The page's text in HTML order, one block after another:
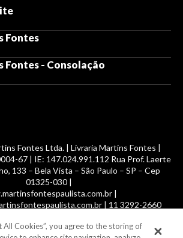
Fontes
Fontes - Consolação
Fontes Ltda. | Livraria Martins Fontes |
67 | IE: 147.024.991.112 Rua Prof. Laerte
133 – Bela Vista – São Paulo – SP – Cep
01325-030 |
|
| 11 3292-2660
livros nacionais e importados,
All Cookies”, you agree to the storing of